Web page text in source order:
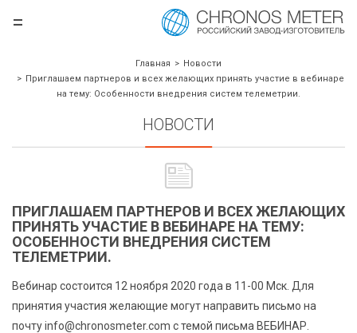
=
Главная
Новости
Приглашаем партнеров и всех желающих принять участие в вебинаре
на тему: Особенности внедрения систем телеметрии.
НОВОСТИ
ПРИГЛАШАЕМ ПАРТНЕРОВ И ВСЕХ ЖЕЛАЮЩИХ
ПРИНЯТЬ УЧАСТИЕ В ВЕБИНАРЕ НА ТЕМУ:
ОСОБЕННОСТИ ВНЕДРЕНИЯ СИСТЕМ
ТЕЛЕМЕТРИИ.
Вебинар состоится 12 ноября 2020 года в 11-00 Мск. Для
принятия участия желающие могут направить письмо на
почту info@chronosmeter.com с темой письма ВЕБИНАР.